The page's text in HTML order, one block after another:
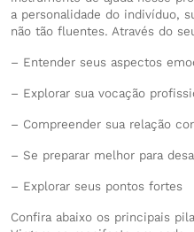
a personalidade do indivíduo,
não tão fluentes. Através do
– Entender seus aspectos
– Explorar sua vocação
– Compreender sua relação
– Se preparar melhor para
– Explorar seus pontos fortes
Confira abaixo os principais